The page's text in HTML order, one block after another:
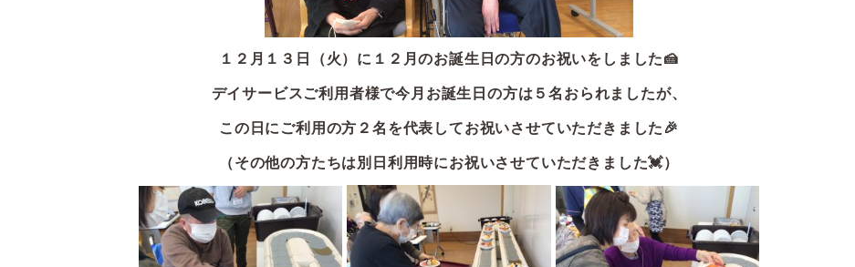
１２月１３日（火）に１２月のお誕生日の方のお祝いをしました🍰
デイサービスご利用者様で今月お誕生日の方は５名おられましたが、
この日にご利用の方２名を代表してお祝いさせていただきました🎉
（その他の方たちは別日利用時にお祝いさせていただきました💓）